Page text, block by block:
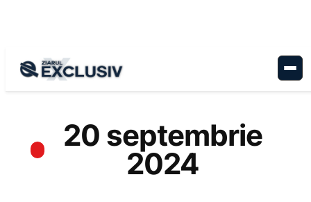
20 septembrie
2024